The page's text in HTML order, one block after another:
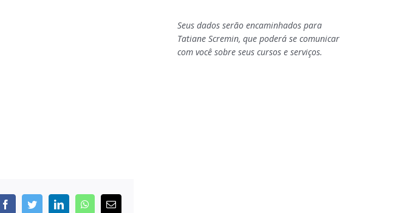
Seus dados serão encaminhados para
Tatiane Scremin, que poderá se comunicar
com você sobre seus cursos e serviços.